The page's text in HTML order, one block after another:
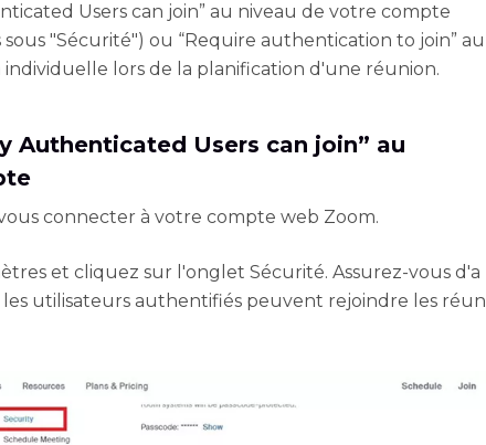
Users can join” au niveau de votre compte
sous "Sécurité") ou “Require authentication to join” au
lors de la planification d'une réunion.
Authenticated Users can join” au
connecter à votre compte web Zoom.
et cliquez sur l'onglet Sécurité. Assurez-vous d'a
utilisateurs authentifiés peuvent rejoindre les réun